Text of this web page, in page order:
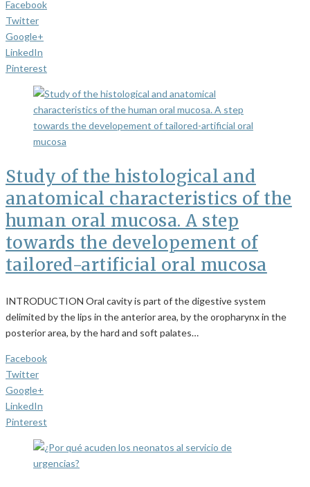
Facebook
Twitter
Google+
LinkedIn
Pinterest
Study of the histological and
anatomical characteristics of the
human oral mucosa. A step
towards the developement of
tailored-artificial oral mucosa
INTRODUCTION Oral cavity is part of the digestive system
delimited by the lips in the anterior area, by the oropharynx in the
posterior area, by the hard and soft palates…
Facebook
Twitter
Google+
LinkedIn
Pinterest